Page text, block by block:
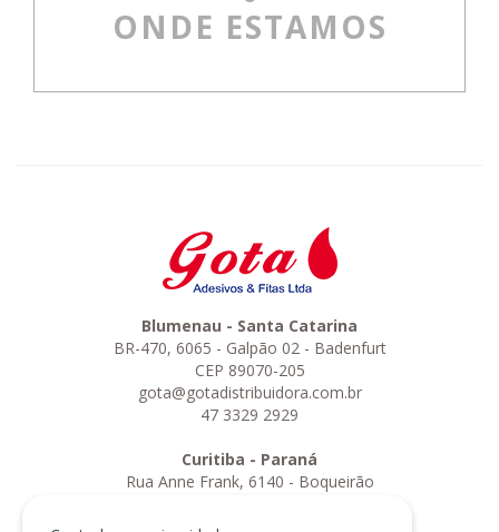
ONDE ESTAMOS
Blumenau - Santa Catarina
BR-470, 6065 - Galpão 02 - Badenfurt
CEP 89070-205
gota@gotadistribuidora.com.br
47 3329 2929
Curitiba - Paraná
Rua Anne Frank, 6140 - Boqueirão
curitiba@gotadistribuidora.com.br